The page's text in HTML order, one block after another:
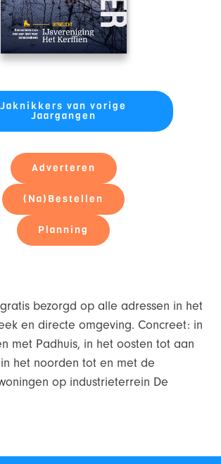
Jaknikkers van vorige
Jaargangen
Adverteren
(Na)Bestellen
Planning
bezorgd op alle adressen in het
en directe omgeving. Concreet: in
met Padhuis, in het oosten tot aan
het noorden tot en met de
op industrieterrein De